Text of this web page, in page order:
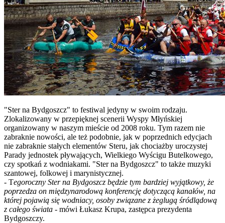
"Ster na Bydgoszcz" to festiwal jedyny w swoim rodzaju.
Zlokalizowany w przepięknej scenerii Wyspy Młyńskiej
organizowany w naszym mieście od 2008 roku. Tym razem nie
zabraknie nowości, ale też podobnie, jak w poprzednich edycjach
nie zabraknie stałych elementów Steru, jak chociażby uroczystej
Parady jednostek pływających, Wielkiego Wyścigu Butelkowego,
czy spotkań z wodniakami. "Ster na Bydgoszcz" to także muzyki
szantowej, folkowej i marynistycznej.
- Tegoroczny Ster na Bydgoszcz będzie tym bardziej wyjątkowy, że
poprzedza on międzynarodową konferencję dotyczącą kanałów, na
której pojawią się wodniacy, osoby związane z żeglugą śródlądową
z całego świata - mówi Łukasz Krupa, zastępca prezydenta
Bydgoszczy.